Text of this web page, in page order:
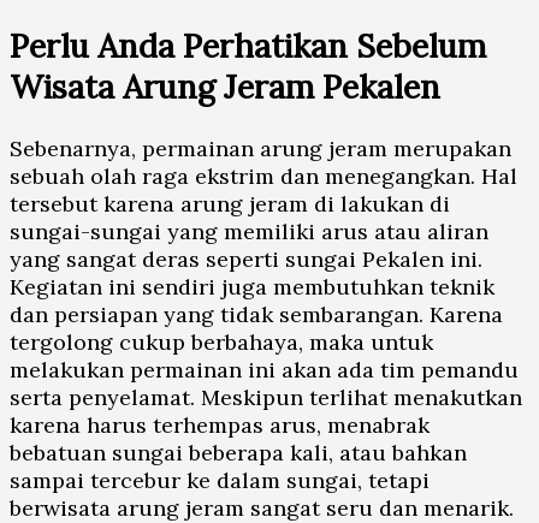
Perlu Anda Perhatikan Sebelum
Wisata Arung JeramPekalen
Sebenarnya, permainan arung jeram merupakan
sebuah olah raga ekstrim dan menegangkan. Hal
tersebut karena arung jeram di lakukan di
sungai-sungai yang memiliki arus atau aliran
yang sangat deras seperti sungai Pekalen ini.
Kegiatan ini sendiri juga membutuhkan teknik
dan persiapan yang tidak sembarangan. Karena
tergolong cukup berbahaya, maka untuk
melakukan permainan ini akan ada tim pemandu
serta penyelamat. Meskipun terlihat menakutkan
karena harus terhempas arus, menabrak
bebatuan sungai beberapa kali, atau bahkan
sampai tercebur ke dalam sungai, tetapi
berwisata arung jeram sangat seru dan menarik.